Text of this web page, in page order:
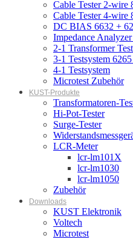
Cable Tester 2-wire
Cable Tester 4-wire
DC BIAS 6632 +
Impedance
2-1 Transformer
3-1 Testsystem
4-1 Testsystem
Microtest Zubehör
KUST-Produkte
Transformatoren-
Hi-Pot-Tester
Surge-Tester
LCR-Meter
lcr-lm101X
lcr-lm1030
lcr-lm1050
Zubehör
Downloads
KUST Elektronik
Voltech
Microtest